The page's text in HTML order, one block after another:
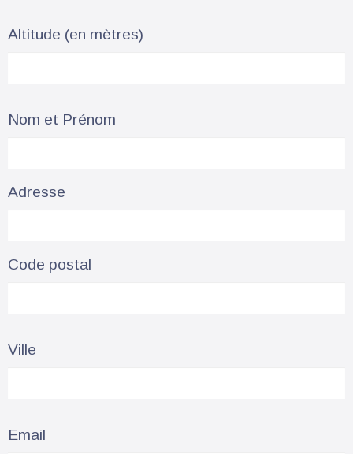
Altitude (en mètres)
Nom et Prénom
Adresse
Code postal
Ville
Email